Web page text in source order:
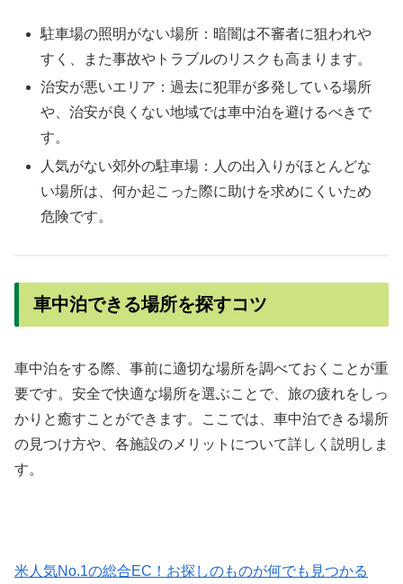
駐車場の照明がない場所：暗闇は不審者に狙われや
すく、また事故やトラブルのリスクも高まります。
治安が悪いエリア：過去に犯罪が多発している場所
や、治安が良くない地域では車中泊を避けるべきで
す。
人気がない郊外の駐車場：人の出入りがほとんどな
い場所は、何か起こった際に助けを求めにくいため
危険です。
車中泊できる場所を探すコツ
車中泊をする際、事前に適切な場所を調べておくことが重
要です。安全で快適な場所を選ぶことで、旅の疲れをしっ
かりと癒すことができます。ここでは、車中泊できる場所
の見つけ方や、各施設のメリットについて詳しく説明しま
す。
米人気No.1の総合EC！お探しのものが何でも見つかる